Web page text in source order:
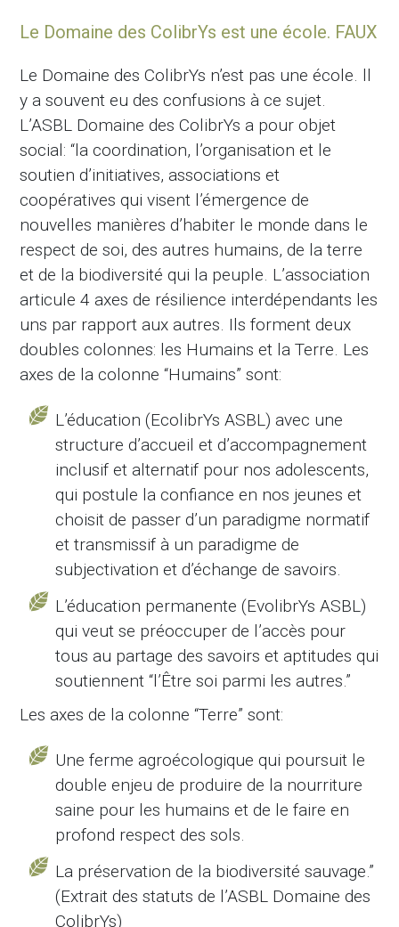
Le Domaine des ColibrYs est une école. FAUX
Le Domaine des ColibrYs n’est pas une école. ll
y a souvent eu des confusions à ce sujet.
L’ASBL Domaine des ColibrYs a pour objet
social: “la coordination, l’organisation et le
soutien d’initiatives, associations et
coopératives qui visent l’émergence de
nouvelles manières d’habiter le monde dans le
respect de soi, des autres humains, de la terre
et de la biodiversité qui la peuple. L’association
articule 4 axes de résilience interdépendants les
uns par rapport aux autres. Ils forment deux
doubles colonnes: les Humains et la Terre. Les
axes de la colonne “Humains” sont:
L’éducation (EcolibrYs ASBL) avec une
structure d’accueil et d’accompagnement
inclusif et alternatif pour nos adolescents,
qui postule la confiance en nos jeunes et
choisit de passer d’un paradigme normatif
et transmissif à un paradigme de
subjectivation et d’échange de savoirs.
L’éducation permanente (EvolibrYs ASBL)
qui veut se préoccuper de l’accès pour
tous au partage des savoirs et aptitudes qui
soutiennent “l’Être soi parmi les autres.”
Les axes de la colonne “Terre” sont:
Une ferme agroécologique qui poursuit le
double enjeu de produire de la nourriture
saine pour les humains et de le faire en
profond respect des sols.
La préservation de la biodiversité sauvage.”
(Extrait des statuts de l’ASBL Domaine des
ColibrYs)